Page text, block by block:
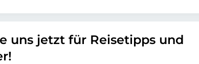
uns jetzt für Reisetipps und